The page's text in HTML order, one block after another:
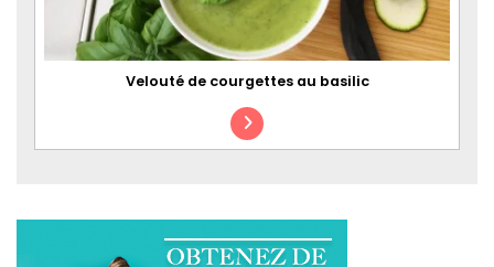
Velouté de courgettes au basilic